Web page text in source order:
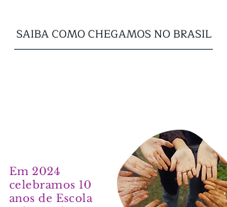
SAIBA COMO CHEGAMOS NO BRASIL
Em 2024
celebramos 10
anos de Escola